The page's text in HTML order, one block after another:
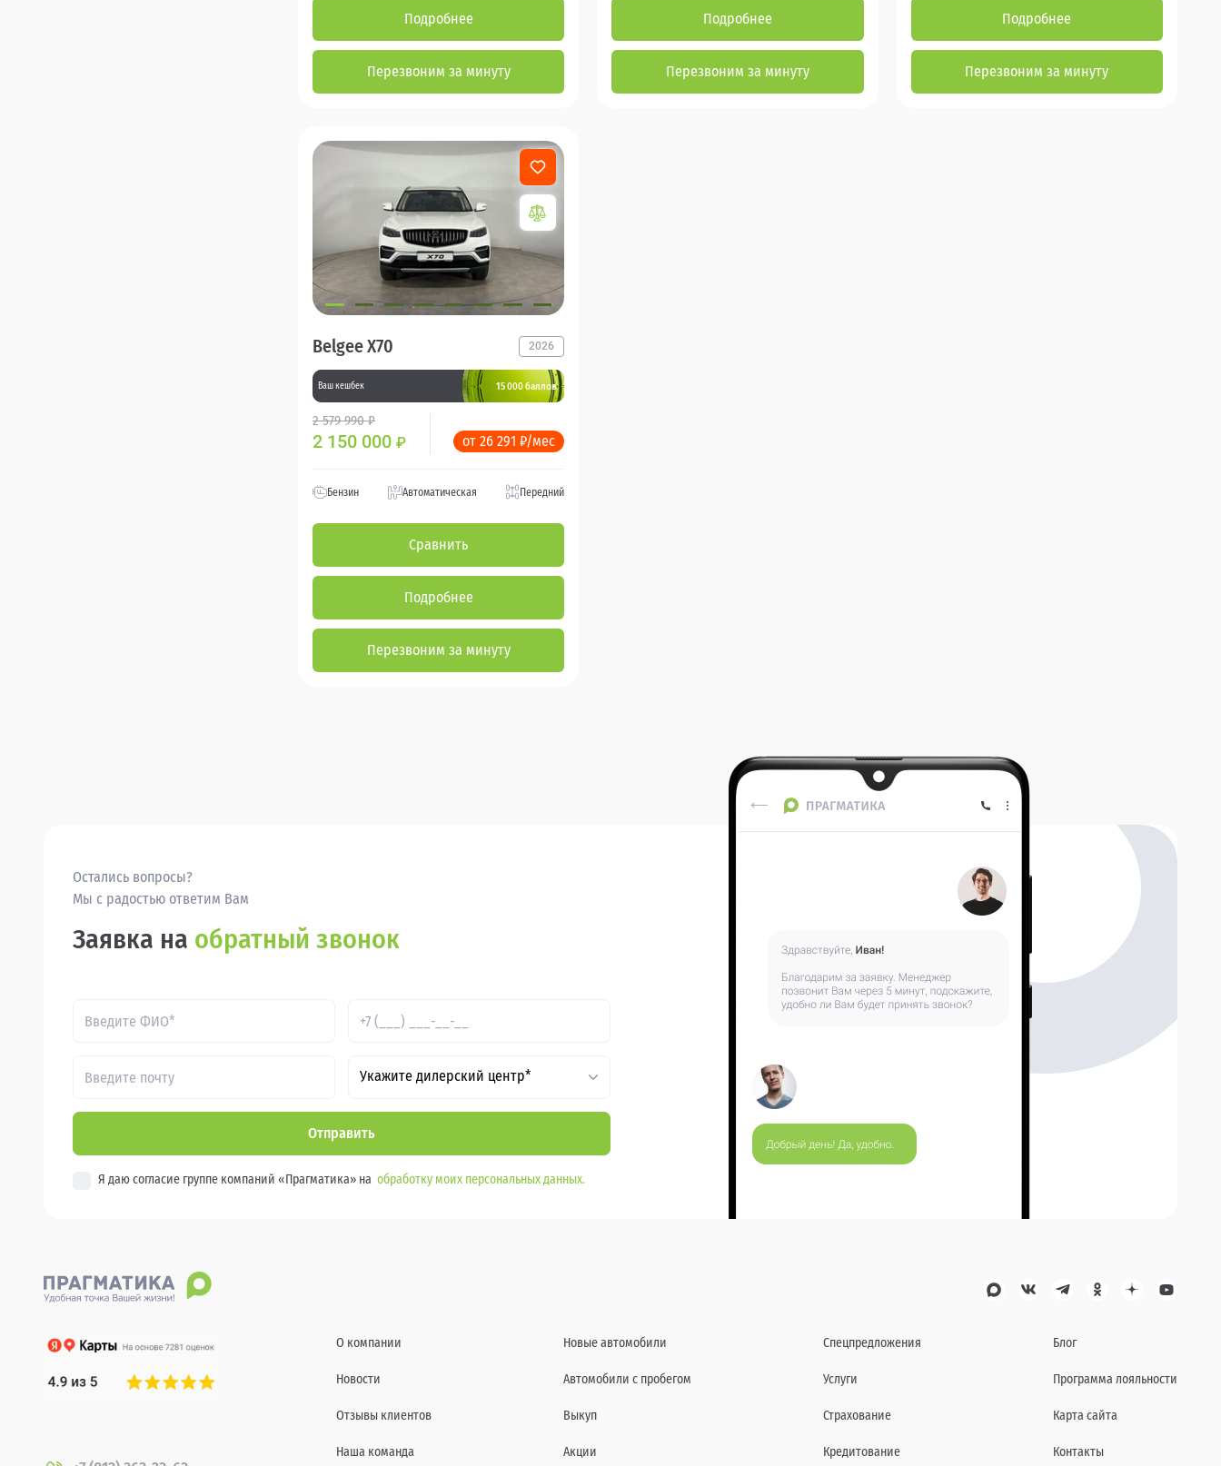
Подробнее
Перезвоним за минуту
Подробнее
Перезвоним за минуту
Подробнее
Перезвоним за минуту
Belgee X70 2026
Ваш кешбек 15 000 баллов
2 579 990 ₽
2 150 000 ₽ от 26 291 ₽/мес
Бензин Автоматическая Передний
Сравнить
Подробнее
Перезвоним за минуту
Остались вопросы?
Мы с радостью ответим Вам
Заявка на обратный звонок
Укажите дилерский центр*
Отправить
Я даю согласие группе компаний «Прагматика» на обработку моих персональных данных.
О компании
Новости
Отзывы клиентов
Наша команда
Новые автомобили
Автомобили с пробегом
Выкуп
Акции
Спецпредложения
Услуги
Страхование
Кредитование
Блог
Программа лояльности
Карта сайта
Контакты